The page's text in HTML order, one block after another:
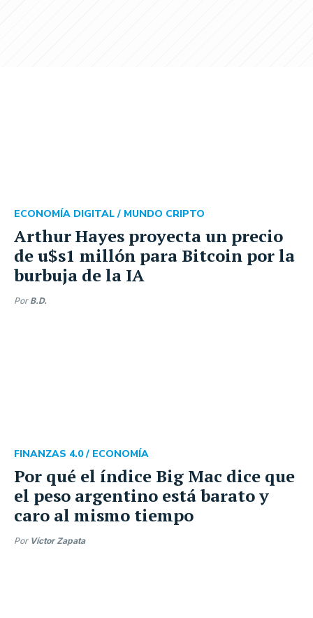
Arthur Hayes proyecta un precio
de u$s1 millón para Bitcoin por la
burbuja de la IA
ECONOMÍA DIGITAL / MUNDO CRIPTO
Por B.D.
Por qué el índice Big Mac dice que
el peso argentino está barato y
caro al mismo tiempo
FINANZAS 4.0 / ECONOMÍA
Por Víctor Zapata